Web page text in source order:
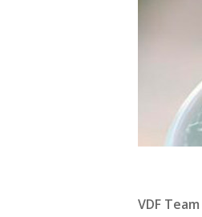
VDF Team